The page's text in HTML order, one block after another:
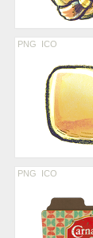
PNG ICO
PNG ICO